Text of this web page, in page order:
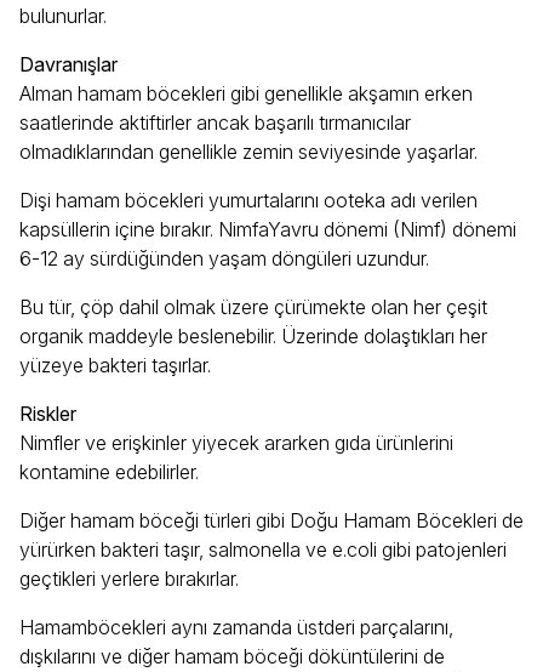
bulunurlar.
Davranışlar
Alman hamam böcekleri gibi genellikle akşamın erken
saatlerinde aktiftirler ancak başarılı tırmanıcılar
olmadıklarından genellikle zemin seviyesinde yaşarlar.
Dişi hamam böcekleri yumurtalarını ooteka adı verilen
kapsüllerin içine bırakır. NimfaYavru dönemi (Nimf) dönemi
6-12 ay sürdüğünden yaşam döngüleri uzundur.
Bu tür, çöp dahil olmak üzere çürümekte olan her çeşit
organik maddeyle beslenebilir. Üzerinde dolaştıkları her
yüzeye bakteri taşırlar.
Riskler
Nimfler ve erişkinler yiyecek ararken gıda ürünlerini
kontamine edebilirler.
Diğer hamam böceği türleri gibi Doğu Hamam Böcekleri de
yürürken bakteri taşır, salmonella ve e.coli gibi patojenleri
geçtikleri yerlere bırakırlar.
Hamamböcekleri aynı zamanda üstderi parçalarını,
dışkılarını ve diğer hamam böceği döküntülerini de